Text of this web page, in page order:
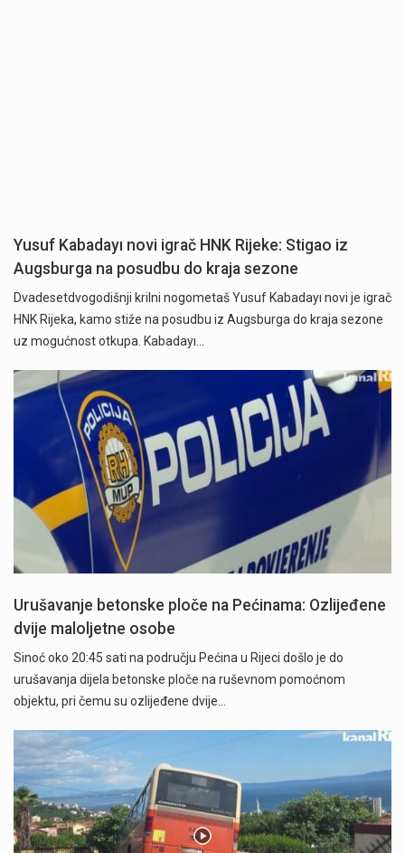
Yusuf Kabadayı novi igrač HNK Rijeke: Stigao iz
Augsburga na posudbu do kraja sezone
Dvadesetdvogodišnji krilni nogometaš Yusuf Kabadayı novi je igrač
HNK Rijeka, kamo stiže na posudbu iz Augsburga do kraja sezone
uz mogućnost otkupa. Kabadayı…
Urušavanje betonske ploče na Pećinama: Ozlijeđene
dvije maloljetne osobe
Sinoć oko 20:45 sati na području Pećina u Rijeci došlo je do
urušavanja dijela betonske ploče na ruševnom pomoćnom
objektu, pri čemu su ozlijeđene dvije…